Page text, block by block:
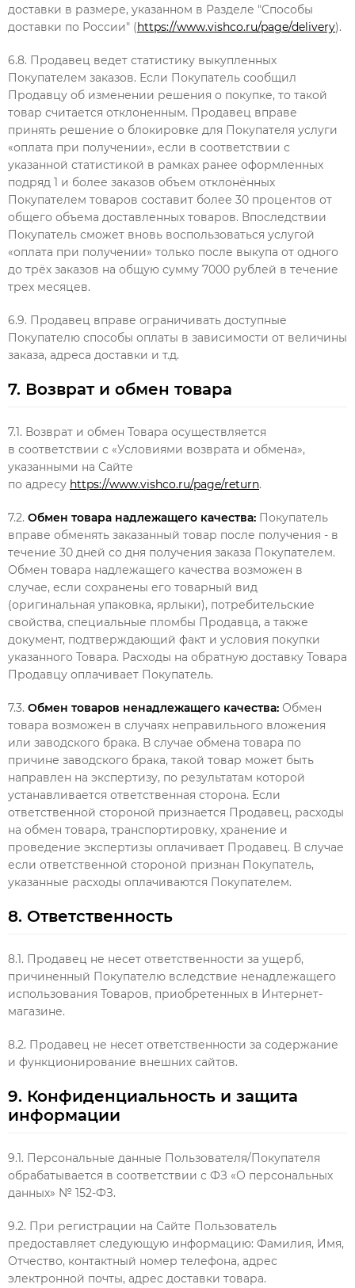
доставки в размере, указанном в Разделе "Способы
доставки по России" (https://www.vishco.ru/page/delivery).
6.8. Продавец ведет статистику выкупленных
Покупателем заказов. Если Покупатель сообщил
Продавцу об изменении решения о покупке, то такой
товар считается отклоненным. Продавец вправе
принять решение о блокировке для Покупателя услуги
«оплата при получении», если в соответствии с
указанной статистикой в рамках ранее оформленных
подряд 1 и более заказов объем отклонённых
Покупателем товаров составит более 30 процентов от
общего объема доставленных товаров. Впоследствии
Покупатель сможет вновь воспользоваться услугой
«оплата при получении» только после выкупа от одного
до трёх заказов на общую сумму 7000 рублей в течение
трех месяцев.
6.9. Продавец вправе ограничивать доступные
Покупателю способы оплаты в зависимости от величины
заказа, адреса доставки и т.д.
7. Возврат и обмен товара
7.1. Возврат и обмен Товара осуществляется
в соответствии с «Условиями возврата и обмена»,
указанными на Сайте
по адресу https://www.vishco.ru/page/return.
7.2. Обмен товара надлежащего качества: Покупатель
вправе обменять заказанный товар после получения - в
течение 30 дней со дня получения заказа Покупателем.
Обмен товара надлежащего качества возможен в
случае, если сохранены его товарный вид
(оригинальная упаковка, ярлыки), потребительские
свойства, специальные пломбы Продавца, а также
документ, подтверждающий факт и условия покупки
указанного Товара. Расходы на обратную доставку Товара
Продавцу оплачивает Покупатель.
7.3. Обмен товаров ненадлежащего качества: Обмен
товара возможен в случаях неправильного вложения
или заводского брака. В случае обмена товара по
причине заводского брака, такой товар может быть
направлен на экспертизу, по результатам которой
устанавливается ответственная сторона. Если
ответственной стороной признается Продавец, расходы
на обмен товара, транспортировку, хранение и
проведение экспертизы оплачивает Продавец. В случае
если ответственной стороной признан Покупатель,
указанные расходы оплачиваются Покупателем.
8. Ответственность
8.1. Продавец не несет ответственности за ущерб,
причиненный Покупателю вследствие ненадлежащего
использования Товаров, приобретенных в Интернет-
магазине.
8.2. Продавец не несет ответственности за содержание
и функционирование внешних сайтов.
9. Конфиденциальность и защита
информации
9.1. Персональные данные Пользователя/Покупателя
обрабатывается в соответствии с ФЗ «О персональных
данных» № 152-ФЗ.
9.2. При регистрации на Сайте Пользователь
предоставляет следующую информацию: Фамилия, Имя,
Отчество, контактный номер телефона, адрес
электронной почты, адрес доставки товара.